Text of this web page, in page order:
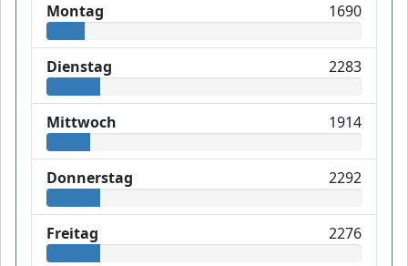
Montag 1690
Dienstag 2283
Mittwoch 1914
Donnerstag 2292
Freitag 2276